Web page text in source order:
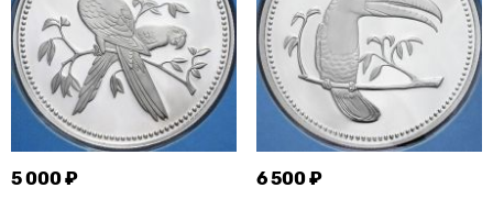
5 000 ₽ 6 500 ₽